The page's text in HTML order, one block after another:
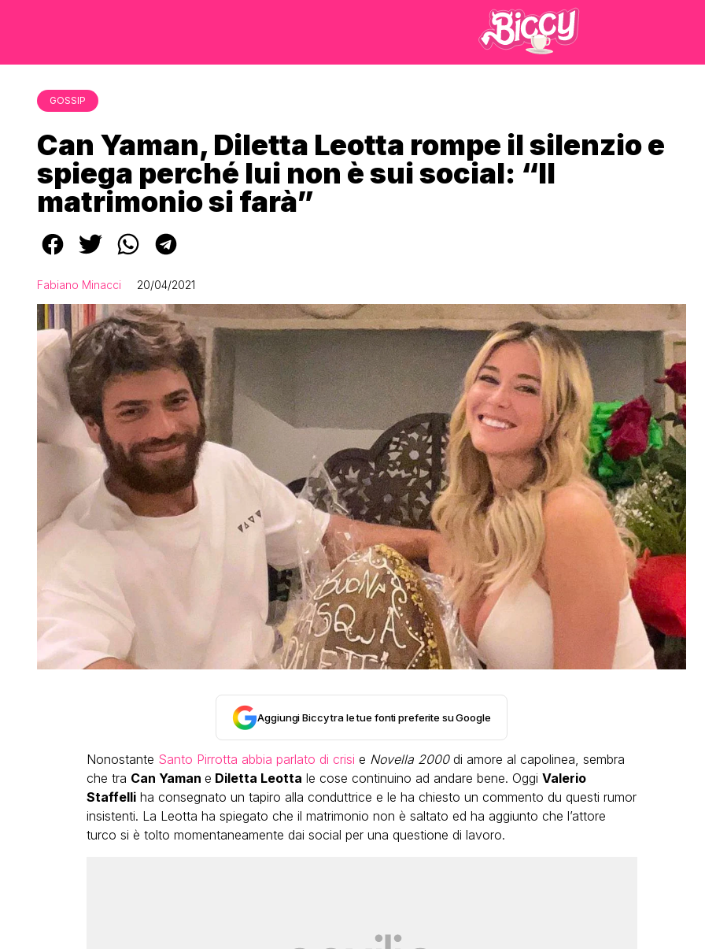
GOSSIP
Can Yaman, Diletta Leotta rompe il silenzio e
spiega perché lui non è sui social: “Il
matrimonio si farà”
Fabiano Minacci 20/04/2021
Aggiungi Biccy tra le tue fonti preferite su Google
Nonostante Santo Pirrotta abbia parlato di crisi e Novella 2000di amore al capolinea, sembra
che tra Can Yaman e Diletta Leotta le cose continuino ad andare bene. Oggi Valerio
Staffelliha consegnato un tapiro alla conduttrice e le ha chiesto un commento du questi rumor
insistenti. La Leotta ha spiegato che il matrimonio non è saltato ed ha aggiunto che l’attore
turco si è tolto momentaneamente dai social per una questione di lavoro.